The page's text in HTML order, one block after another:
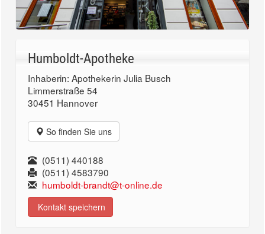
Humboldt-Apotheke
Inhaberin: Apothekerin Julia Busch
Limmerstraße 54
30451 Hannover
So finden Sie uns
(0511) 440188
(0511) 4583790
humboldt-brandt@t-online.de
Kontakt speichern